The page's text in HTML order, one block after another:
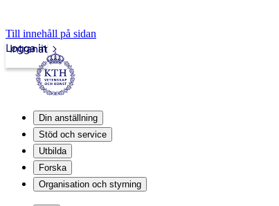
Till innehåll på sidan
Intranät
Logga in
Din anställning
Stöd och service
Utbilda
Forska
Organisation och styrning